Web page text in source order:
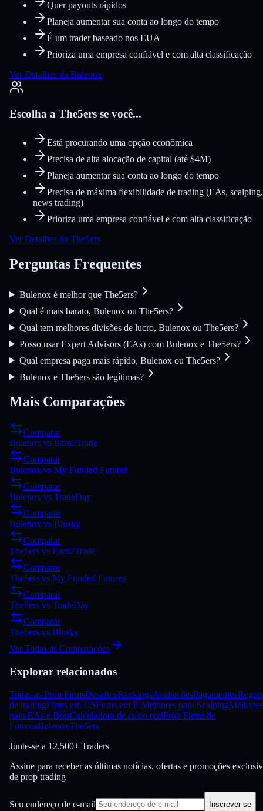
Quer payouts rápidos
Planeja aumentar sua conta ao longo do tempo
É um trader baseado nos EUA
Prioriza uma empresa confiável e com alta classificação
Ver Detalhes da Bulenox
Escolha a The5ers se você...
Está procurando uma opção econômica
Precisa de alta alocação de capital (até $4M)
Planeja aumentar sua conta ao longo do tempo
Precisa de máxima flexibilidade de trading (EAs, scalping,
news trading)
Prioriza uma empresa confiável e com alta classificação
Ver Detalhes da The5ers
Perguntas Frequentes
Bulenox é melhor que The5ers?
Qual é mais barato, Bulenox ou The5ers?
Qual tem melhores divisões de lucro, Bulenox ou The5ers?
Posso usar Expert Advisors (EAs) com Bulenox e The5ers?
Qual empresa paga mais rápido, Bulenox ou The5ers?
Bulenox e The5ers são legítimas?
Mais Comparações
Comparar
Bulenox vs Earn2Trade
Comparar
Bulenox vs My Funded Futures
Comparar
Bulenox vs TradeDay
Comparar
Bulenox vs Blusky
Comparar
The5ers vs Earn2Trade
Comparar
The5ers vs My Funded Futures
Comparar
The5ers vs TradeDay
Comparar
The5ers vs Blusky
Ver Todas as Comparações
Explorar relacionados
Todas as Prop FirmsDesafiosRankingsAvaliaçõesPagamentosRegras
de tradingFirms em USFirms em ILMelhores para ScalpingMelhores
para EAs e BotsCalculadora de custo realProp Firms de
FuturosBulenoxThe5ers
Junte-se a 12,500+ Traders
Assine para receber as últimas notícias, ofertas e promoções
de prop trading
Seu endereço de e-mail Inscrever-se